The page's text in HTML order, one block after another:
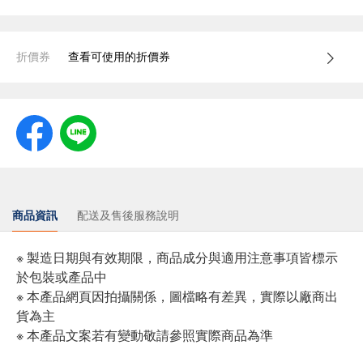
折價券 查看可使用的折價券
商品資訊 配送及售後服務說明
※ 製造日期與有效期限，商品成分與適用注意事項皆標示
於包裝或產品中
※ 本產品網頁因拍攝關係，圖檔略有差異，實際以廠商出
貨為主
※ 本產品文案若有變動敬請參照實際商品為準